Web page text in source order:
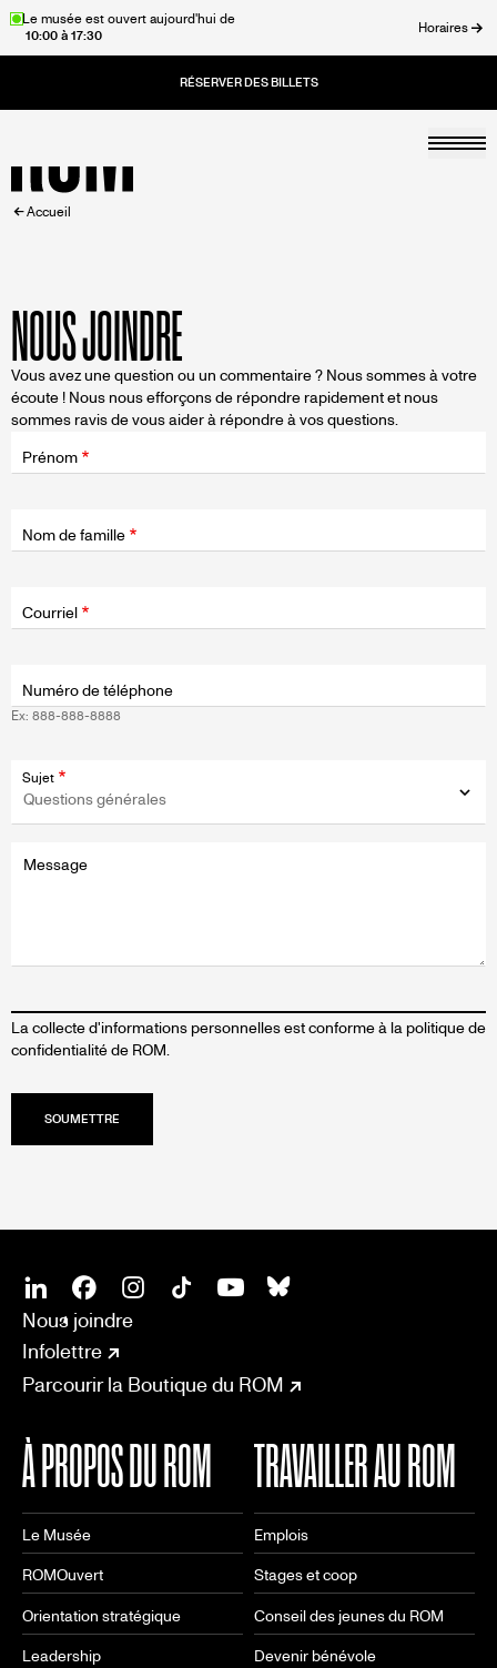
AllerLe musée est ouvert aujourd'hui de
10:00 à 17:30
Horaires
Accueil
FIL
D'ARIANE
Accueil
NOUS JOINDRE
Vous avez une question ou un commentaire ? Nous sommes à votre
écoute ! Nous nous efforçons de répondre rapidement et nous
sommes ravis de vous aider à répondre à vos questions.
Champ
d'application
Prénom
Nom de famille
d'application
Courriel
Numéro de téléphone
Ex: 888-888-8888
Sujet
Message
La collecte d'informations personnelles est conforme à la politique de
confidentialité de ROM.
SOCIAL
LinkedinFacebookInstagram
CONNECT
Nous joindre
Infolettre
Parcourir la Boutique du ROM
À PROPOS DU ROM
Le Musée
ROMOuvert
Orientation stratégique
Leadership
TRAVAILLER AU ROM
Emplois
Stages et coop
Conseil des jeunes du ROM
Devenir bénévole